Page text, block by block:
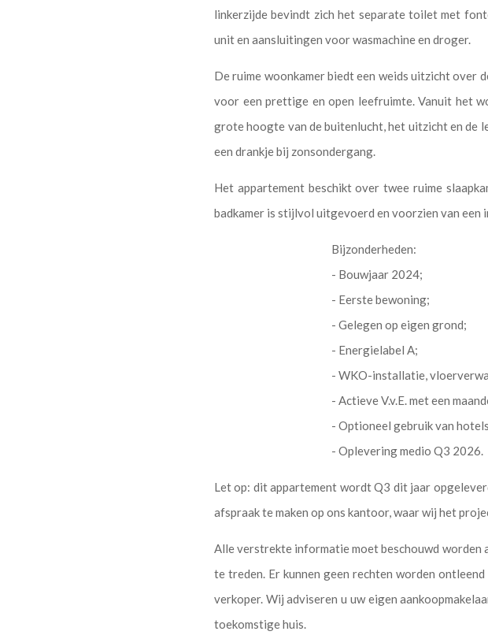
linkerzijde bevindt zich het separate toilet met
unit en aansluitingen voor wasmachine en droger.
De ruime woonkamer biedt een weids uitzicht over
voor een prettige en open leefruimte. Vanuit het
grote hoogte van de buitenlucht, het uitzicht en de
een drankje bij zonsondergang.
Het appartement beschikt over twee ruime
badkamer is stijlvol uitgevoerd en voorzien van een
Bijzonderheden:
- Bouwjaar 2024;
- Eerste bewoning;
- Gelegen op eigen grond;
- Energielabel A;
- WKO-installatie,
- Actieve V.v.E. met een
- Optioneel gebruik van
- Oplevering medio Q3 2026.
Let op: dit appartement wordt Q3 dit jaar
afspraak te maken op ons kantoor, waar wij het
Alle verstrekte informatie moet beschouwd worden
te treden. Er kunnen geen rechten worden
verkoper. Wij adviseren u uw eigen
toekomstige huis.